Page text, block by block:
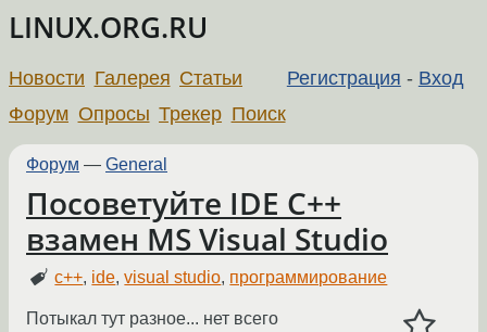
LINUX.ORG.RU
Регистрация - Вход
Новости Галерея Статьи
Форум Опросы Трекер Поиск
Форум — General
Посоветуйте IDE C++
взамен MS Visual Studio
c++, ide,visual studio, программирование
Потыкал тут разное... нет всего